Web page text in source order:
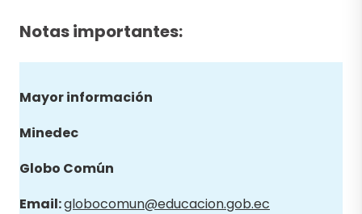
Notas importantes:
Mayor información
Minedec
Globo Común
Email:globocomun@educacion.gob.ec